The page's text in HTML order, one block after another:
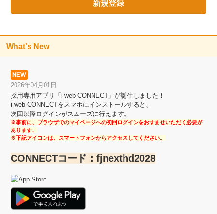
What's New
2026年04月01日
採用専用アプリ「i-web CONNECT」が誕生しました！
i-web CONNECTをスマホにインストールすると、
次回以降ログインがスムーズに行えます。
※事前に、ブラウザでのマイページへの初回ログインをおすませいただく必要が
あります。
※下記アイコンは、スマートフォンからアクセスしてください。
CONNECTコード：fjnexthd2028